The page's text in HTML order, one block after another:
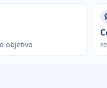
objetivo